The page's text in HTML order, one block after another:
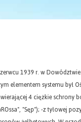
1939 r. w
elementem systemu był
4 ciężkie schrony
"Sęp"); -z tyłowej